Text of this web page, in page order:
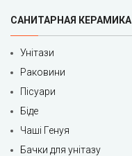
САНИТАРНАЯ КЕРАМИКА
Унітази
Раковини
Пісуари
Біде
Чаші Генуя
Бачки для унітазу